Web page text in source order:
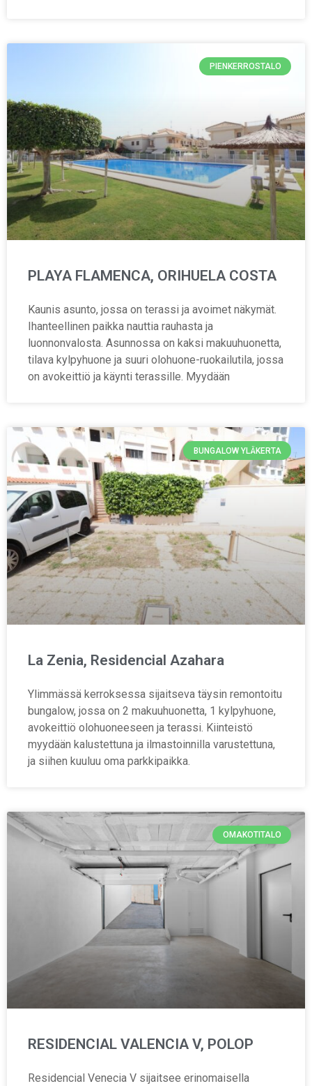
PIENKERROSTALO
PLAYA FLAMENCA, ORIHUELA COSTA
Kaunis asunto, jossa on terassi ja avoimet näkymät.
Ihanteellinen paikka nauttia rauhasta ja
luonnonvalosta. Asunnossa on kaksi makuuhuonetta,
tilava kylpyhuone ja suuri olohuone-ruokailutila, jossa
on avokeittiö ja käynti terassille. Myydään
BUNGALOW YLÄKERTA
La Zenia, Residencial Azahara
Ylimmässä kerroksessa sijaitseva täysin remontoitu
bungalow, jossa on 2 makuuhuonetta, 1 kylpyhuone,
avokeittiö olohuoneeseen ja terassi. Kiinteistö
myydään kalustettuna ja ilmastoinnilla varustettuna,
ja siihen kuuluu oma parkkipaikka.
OMAKOTITALO
RESIDENCIAL VALENCIA V, POLOP
Residencial Venecia V sijaitsee erinomaisella